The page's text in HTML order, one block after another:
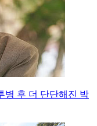
병 후 더 단단해진 박